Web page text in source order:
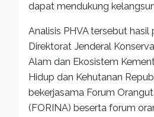
dapat mendukung
Analisis PHVA tersebut hasil
Direktorat Jenderal
Alam dan Ekosistem
Hidup dan Kehutanan
bekerjasama Forum
(FORINA) beserta forum